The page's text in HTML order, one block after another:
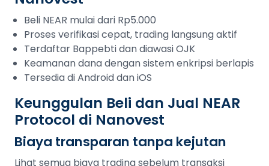
Beli NEAR mulai dari Rp5.000
Proses verifikasi cepat, trading langsung aktif
Terdaftar Bappebti dan diawasi OJK
Keamanan dana dengan sistem enkripsi berlapis
Tersedia di Android dan iOS
Keunggulan Beli dan Jual NEAR
Protocol di Nanovest
Biaya transparan tanpa kejutan
Lihat semua biaya trading sebelum transaksi